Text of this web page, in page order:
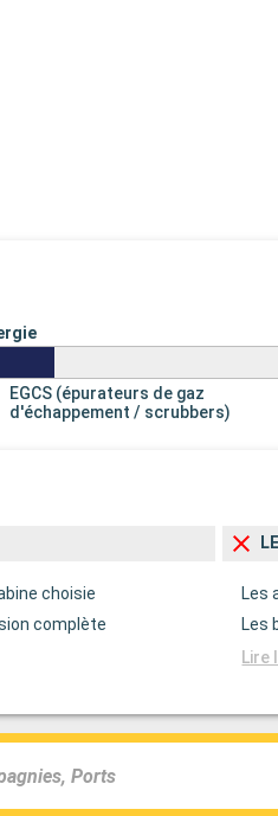
EGCS (épurateurs de gaz
d'échappement / scrubbers)
choisie
complète
Les
Les
Lire